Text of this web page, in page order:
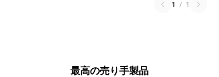
1 / 1
最高の売り手製品